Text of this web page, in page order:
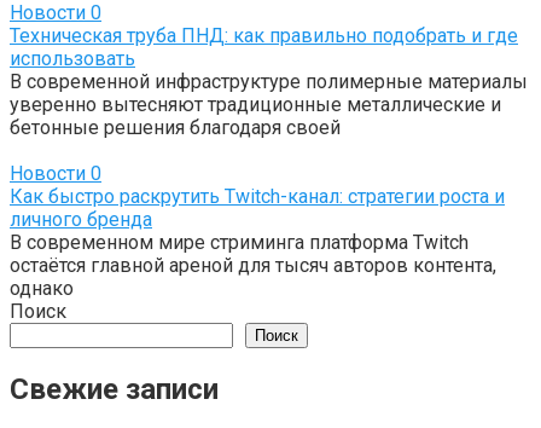
Новости 0
Техническая труба ПНД: как правильно подобрать и где
использовать
В современной инфраструктуре полимерные материалы
уверенно вытесняют традиционные металлические и
бетонные решения благодаря своей
Новости 0
Как быстро раскрутить Twitch-канал: стратегии роста и
личного бренда
В современном мире стриминга платформа Twitch
остаётся главной ареной для тысяч авторов контента,
однако
Поиск
Поиск
Свежие записи